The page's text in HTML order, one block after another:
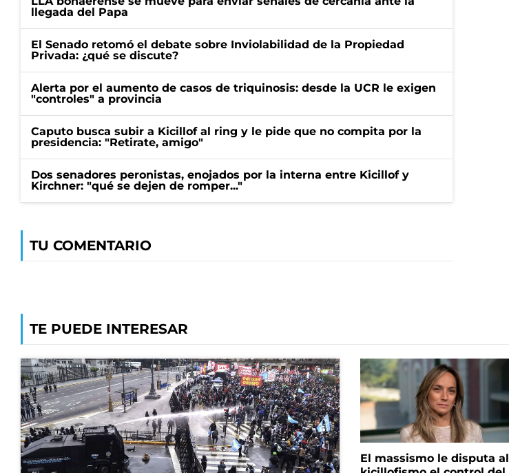
llegada del Papa
El Senado retomó el debate sobre Inviolabilidad de la Propiedad
Privada: ¿qué se discute?
Alerta por el aumento de casos de triquinosis: desde la UCR le exigen
"controles" a provincia
Caputo busca subir a Kicillof al ring y le pide que no compita por la
presidencia: "Retirate, amigo"
Dos senadores peronistas, enojados por la interna entre Kicillof y
Kirchner: "qué se dejen de romper..."
TU COMENTARIO
TE PUEDE INTERESAR
El massismo le disputa al